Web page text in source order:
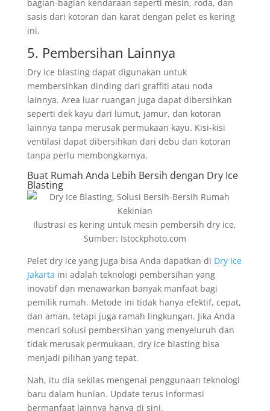
bagian-bagian kendaraan seperti mesin, roda, dan
sasis dari kotoran dan karat dengan pelet es kering
ini.
5. Pembersihan Lainnya
Dry ice blasting dapat digunakan untuk
membersihkan dinding dari graffiti atau noda
lainnya. Area luar ruangan juga dapat dibersihkan
seperti dek kayu dari lumut, jamur, dan kotoran
lainnya tanpa merusak permukaan kayu. Kisi-kisi
ventilasi dapat dibersihkan dari debu dan kotoran
tanpa perlu membongkarnya.
Buat Rumah Anda Lebih Bersih dengan Dry Ice
Blasting
Ilustrasi es kering untuk mesin pembersih dry ice,
Sumber: Istockphoto.com
Pelet dry ice yang juga bisa Anda dapatkan di Dry Ice
Jakarta ini adalah teknologi pembersihan yang
inovatif dan menawarkan banyak manfaat bagi
pemilik rumah. Metode ini tidak hanya efektif, cepat,
dan aman, tetapi juga ramah lingkungan. Jika Anda
mencari solusi pembersihan yang menyeluruh dan
tidak merusak permukaan, dry ice blasting bisa
menjadi pilihan yang tepat.
Nah, itu dia sekilas mengenai penggunaan teknologi
baru dalam hunian. Update terus informasi
bermanfaat lainnya hanya di sini.